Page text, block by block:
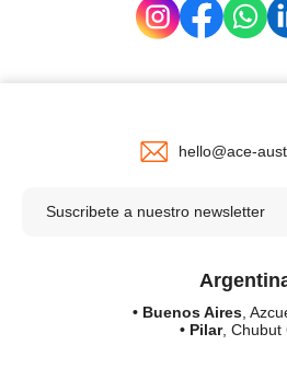
hello@ace-
• Buenos Aires ,
• Pilar, Chubut